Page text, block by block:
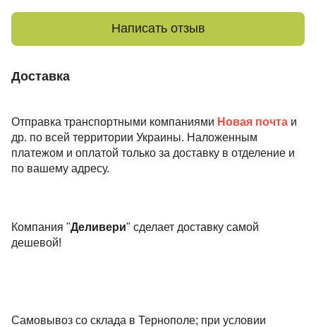
Написать отзыв
Доставка
Отправка транспортными компаниями Новая почта и
др. по всей территории Украины. Наложенным
платежом и оплатой только за доставку в отделение и
по вашему адресу.
Компания "Деливери" сделает доставку самой
дешевой!
Самовывоз со склада в Тернополе; при условии